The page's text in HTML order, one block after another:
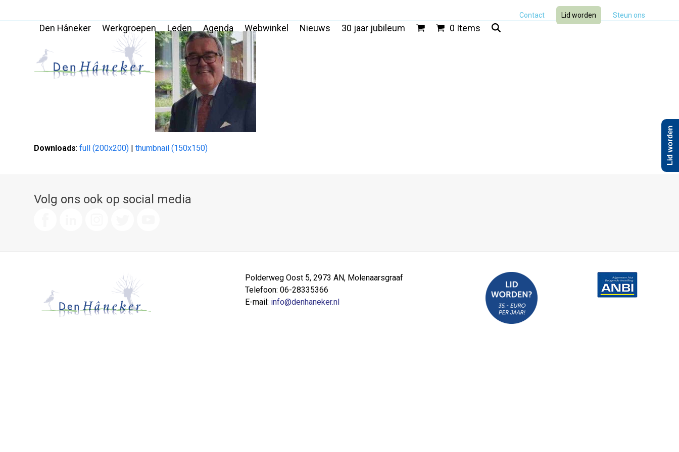
Contact Lid worden Steun ons
Den Hâneker Werkgroepen Leden Agenda Webwinkel Nieuws 30 jaar jubileum 0 Items
Downloads:full (200x200) |thumbnail (150x150)
Volg ons ook op social media
Polderweg Oost 5, 2973 AN, Molenaarsgraaf
Telefoon: 06-28335366
E-mail: info@denhaneker.nl
Lid worden